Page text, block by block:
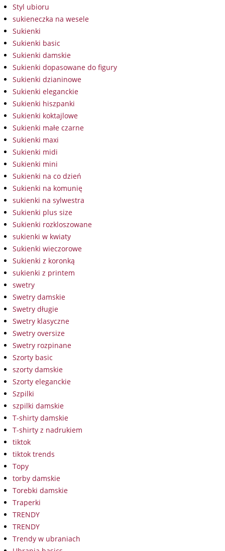
Styl ubioru
sukieneczka na wesele
Sukienki
Sukienki basic
Sukienki damskie
Sukienki dopasowane do figury
Sukienki dzianinowe
Sukienki eleganckie
Sukienki hiszpanki
Sukienki koktajlowe
Sukienki małe czarne
Sukienki maxi
Sukienki midi
Sukienki mini
Sukienki na co dzień
Sukienki na komunię
sukienki na sylwestra
Sukienki plus size
Sukienki rozkloszowane
sukienki w kwiaty
Sukienki wieczorowe
Sukienki z koronką
sukienki z printem
swetry
Swetry damskie
Swetry długie
Swetry klasyczne
Swetry oversize
Swetry rozpinane
Szorty basic
szorty damskie
Szorty eleganckie
Szpilki
szpilki damskie
T-shirty damskie
T-shirty z nadrukiem
tiktok
tiktok trends
Topy
torby damskie
Torebki damskie
Traperki
TRENDY
TRENDY
Trendy w ubraniach